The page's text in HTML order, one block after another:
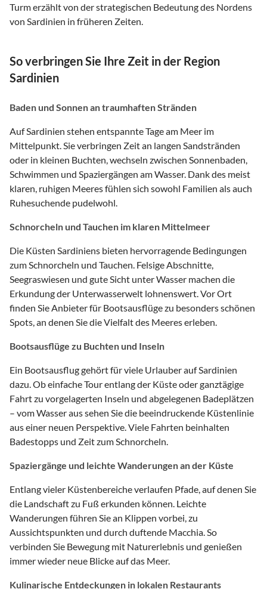
Turm erzählt von der strategischen Bedeutung des Nordens
von Sardinien in früheren Zeiten.
So verbringen Sie Ihre Zeit in der Region
Sardinien
Baden und Sonnen an traumhaften Stränden
Auf Sardinien stehen entspannte Tage am Meer im
Mittelpunkt. Sie verbringen Zeit an langen Sandstränden
oder in kleinen Buchten, wechseln zwischen Sonnenbaden,
Schwimmen und Spaziergängen am Wasser. Dank des meist
klaren, ruhigen Meeres fühlen sich sowohl Familien als auch
Ruhesuchende pudelwohl.
Schnorcheln und Tauchen im klaren Mittelmeer
Die Küsten Sardiniens bieten hervorragende Bedingungen
zum Schnorcheln und Tauchen. Felsige Abschnitte,
Seegraswiesen und gute Sicht unter Wasser machen die
Erkundung der Unterwasserwelt lohnenswert. Vor Ort
finden Sie Anbieter für Bootsausflüge zu besonders schönen
Spots, an denen Sie die Vielfalt des Meeres erleben.
Bootsausflüge zu Buchten und Inseln
Ein Bootsausflug gehört für viele Urlauber auf Sardinien
dazu. Ob einfache Tour entlang der Küste oder ganztägige
Fahrt zu vorgelagerten Inseln und abgelegenen Badeplätzen
– vom Wasser aus sehen Sie die beeindruckende Küstenlinie
aus einer neuen Perspektive. Viele Fahrten beinhalten
Badestopps und Zeit zum Schnorcheln.
Spaziergänge und leichte Wanderungen an der Küste
Entlang vieler Küstenbereiche verlaufen Pfade, auf denen Sie
die Landschaft zu Fuß erkunden können. Leichte
Wanderungen führen Sie an Klippen vorbei, zu
Aussichtspunkten und durch duftende Macchia. So
verbinden Sie Bewegung mit Naturerlebnis und genießen
immer wieder neue Blicke auf das Meer.
Kulinarische Entdeckungen in lokalen Restaurants